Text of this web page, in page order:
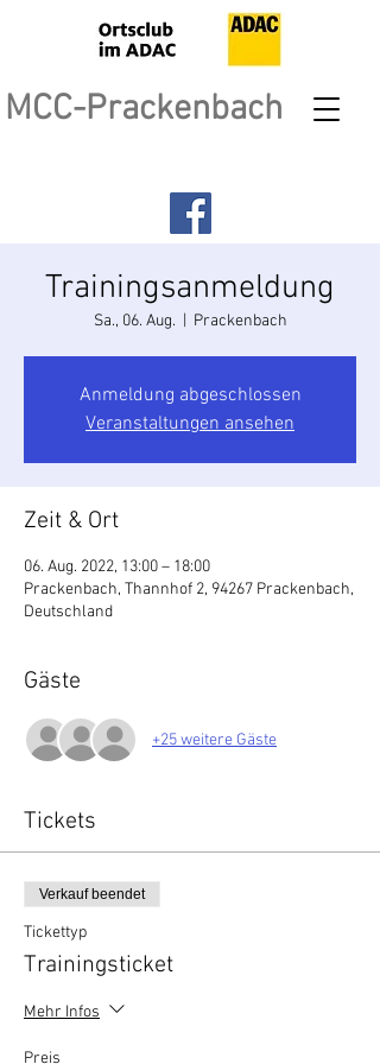
MCC-Prackenbach
Trainingsanmeldung
Sa., 06. Aug. Prackenbach
Anmeldung abgeschlossen
Veranstaltungen ansehen
Zeit & Ort
06. Aug. 2022, 13:00 – 18:00
Prackenbach, Thannhof 2, 94267 Prackenbach,
Deutschland
Gäste
+25 weitere Gäste
Tickets
Verkauf beendet
Tickettyp
Trainingsticket
Mehr Infos
Preis